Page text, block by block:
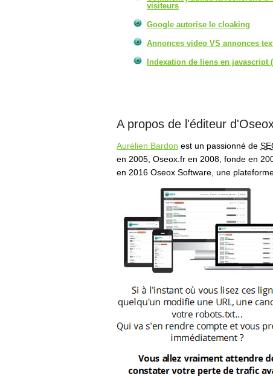
visiteurs
Google autorise le cloaking
Annonces video VS annonces
Indexation de liens en javascript
A propos de l'éditeur
Aurélien Bardon est un passionné de
en 2005, Oseox.fr en 2008, fonde en
en 2016 Oseox Software, une